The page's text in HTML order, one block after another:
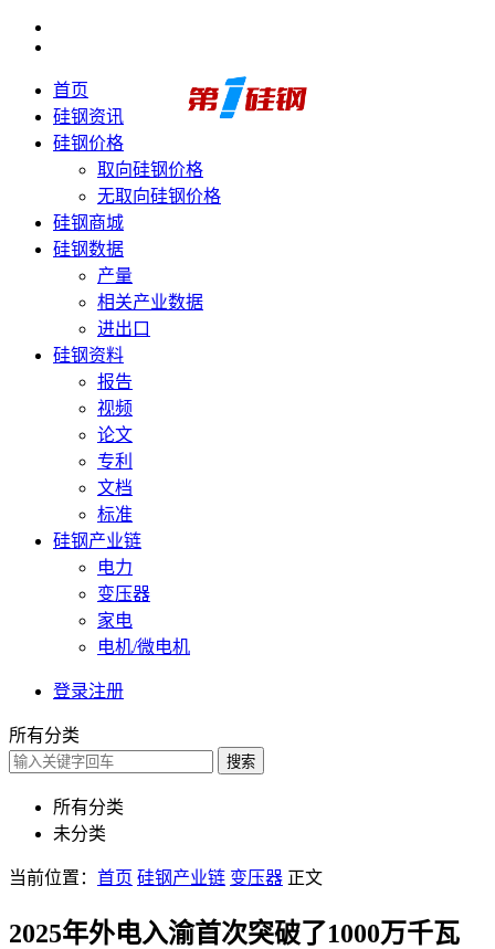
首页
硅钢资讯
硅钢价格
取向硅钢价格
无取向硅钢价格
硅钢商城
硅钢数据
产量
相关产业数据
进出口
硅钢资料
报告
视频
论文
专利
文档
标准
硅钢产业链
电力
变压器
家电
电机/微电机
登录注册
所有分类
搜索
所有分类
未分类
当前位置： 首页 硅钢产业链 变压器 正文
2025年外电入渝首次突破了1000万千瓦